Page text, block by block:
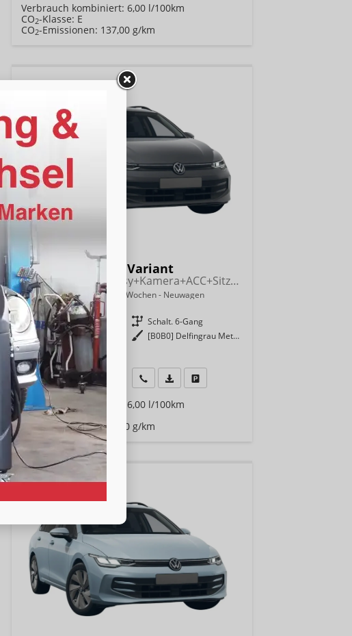
Verbrauch kombiniert:6,00 l/100km
CO2-Klasse: E
CO2-Emissionen: 137,00 g/km
Volkswagen Golf Variant
Life 115PS AHK+Kessy+Kamera+ACC+Sitzheizung+App-Connect+Alu17+Alarm
unverbindliche Lieferzeit: 6 Wochen Neuwagen
Fahrzeugnr. 19450 Getriebe Schalt. 6-Gang
Kraftstoff
Benzin Außenfarbe
[B0B0] Delfingrau Metallic
Leistung 85 kW (116 PS)
26.990,– €
incl. 19% MwSt.
Wir rufen Sie anFahrzeugexposé (PDF)
Verbrauch kombiniert:6,00 l/100km
CO -Klasse: E
CO -Emissionen:137,00 g/km